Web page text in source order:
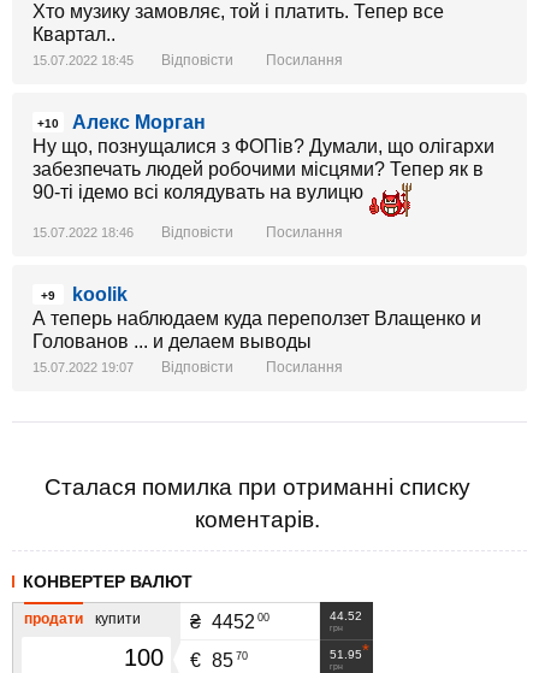
Хто музику замовляє, той і платить. Тепер все
Квартал..
15.07.2022 18:45 Відповісти Посилання
+10
Алекс Морган
Ну що, познущалися з ФОПів? Думали, що олігархи
забезпечать людей робочими місцями? Тепер як в
90-ті ідемо всі колядувать на вулицю
15.07.2022 18:46 Відповісти Посилання
+9
koolik
А теперь наблюдаем куда переползет Влащенко и
Голованов ... и делаем выводы
15.07.2022 19:07 Відповісти Посилання
Сталася помилка при отриманні списку
коментарів.
КОНВЕРТЕР ВАЛЮТ
продати купити 44.52
грн
₴ 4452 00
51.95
грн
€ 85 70